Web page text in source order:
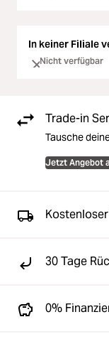
In keiner Filiale
Nicht verfügbar
Trade-in
Tausche
Jetzt Angebot
30 Tage
0%